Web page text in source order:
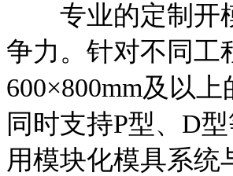
专业的定制开模
争力。针对不同工
600×800mm及以
同时支持P型、D
用模块化模具系